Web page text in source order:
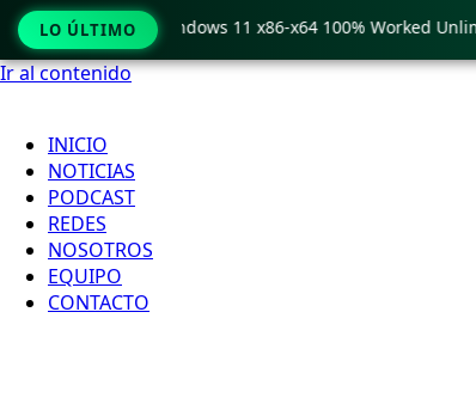
Ir al contenido
INICIO
NOTICIAS
PODCAST
REDES
NOSOTROS
EQUIPO
CONTACTO
LO ÚLTIMO
Crack only Windows 11 x86-x64 100% Worked Unlimited